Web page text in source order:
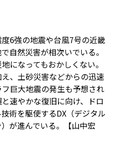
6強の地震や台風7号の近畿
自然災害が相次いでいる。
になってもおかしくない。
、土砂災害などからの迅速
巨大地震の発生も予想され
速やかな復旧に向け、ドロ
術を駆使するDX（デジタル
が進んでいる。【山中宏